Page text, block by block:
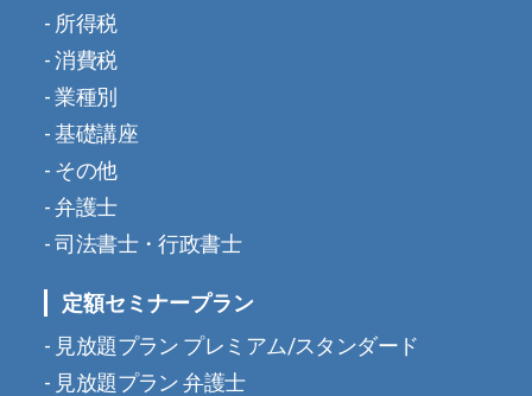
所得税
消費税
業種別
基礎講座
その他
弁護士
司法書士・行政書士
定額セミナープラン
見放題プラン プレミアム/スタンダード
見放題プラン 弁護士